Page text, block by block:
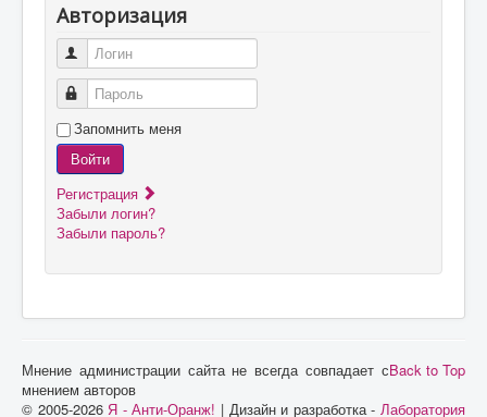
Авторизация
Логин
Пароль
Запомнить меня
Войти
Регистрация
Забыли логин?
Забыли пароль?
Back to Top
Мнение администрации сайта не всегда совпадает с
мнением авторов
© 2005-2026 Я - Анти-Оранж! | Дизайн и разработка - Лаборатория